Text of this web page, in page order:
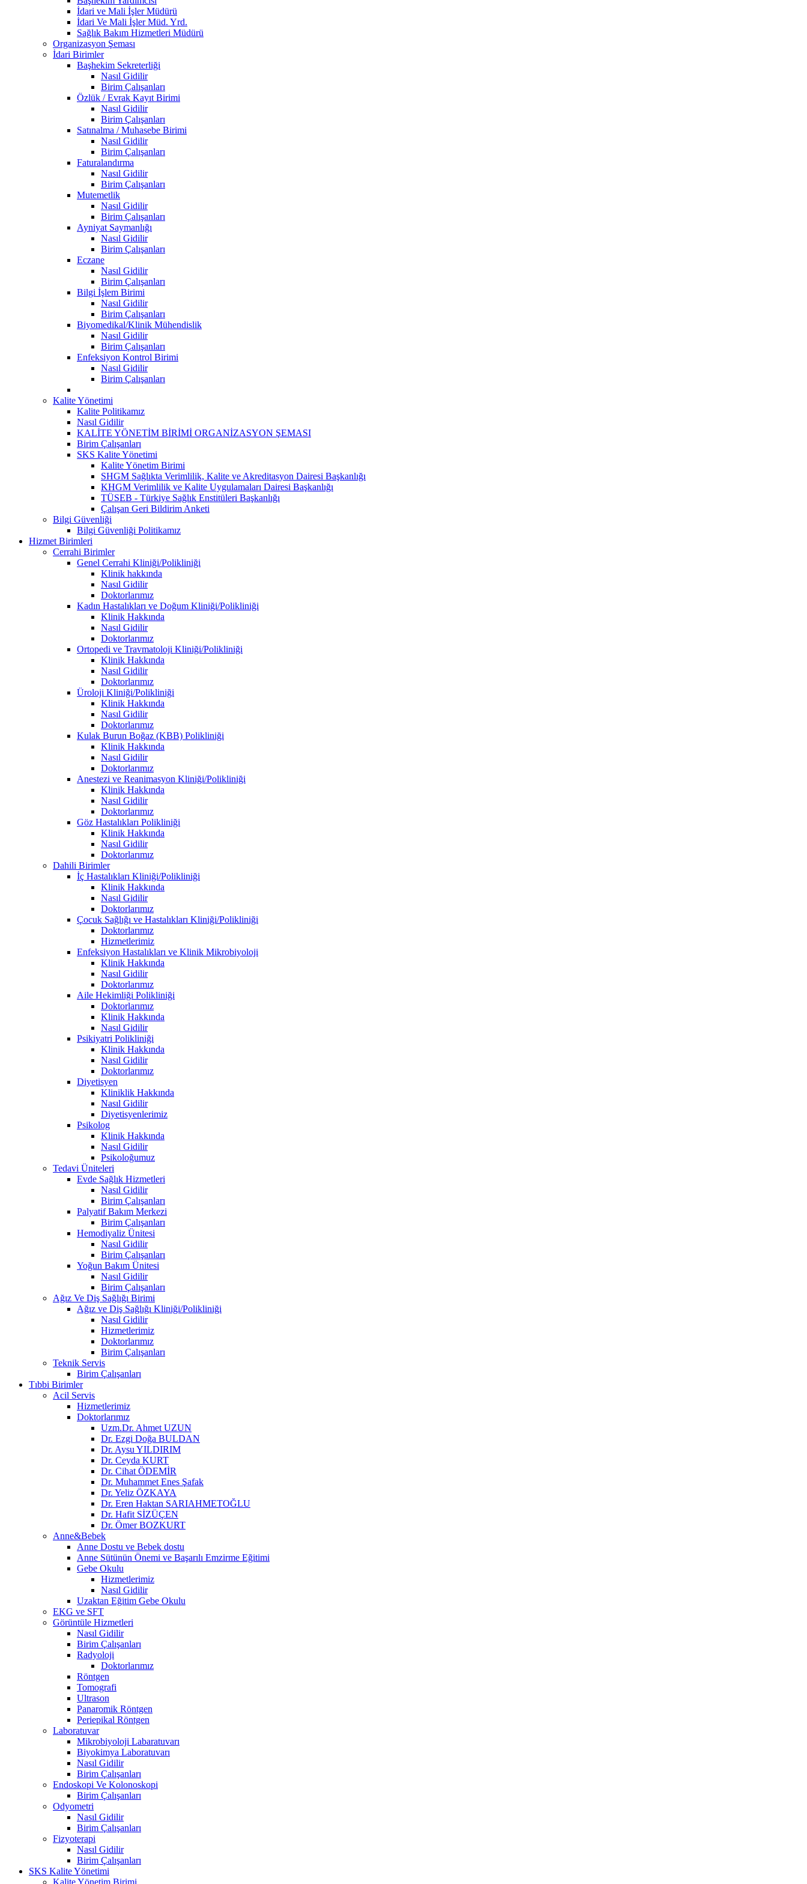
İdari ve Mali İşler Müdürü
İdari Ve Mali İşler Müd. Yrd.
Sağlık Bakım Hizmetleri Müdürü
Organizasyon Şeması
İdari Birimler
Başhekim Sekreterliği
Nasıl Gidilir
Birim Çalışanları
Özlük / Evrak Kayıt Birimi
Nasıl Gidilir
Birim Çalışanları
Satınalma / Muhasebe Birimi
Nasıl Gidilir
Birim Çalışanları
Faturalandırma
Nasıl Gidilir
Birim Çalışanları
Mutemetlik
Nasıl Gidilir
Birim Çalışanları
Ayniyat Saymanlığı
Nasıl Gidilir
Birim Çalışanları
Eczane
Nasıl Gidilir
Birim Çalışanları
Bilgi İşlem Birimi
Nasıl Gidilir
Birim Çalışanları
Biyomedikal/Klinik Mühendislik
Nasıl Gidilir
Birim Çalışanları
Enfeksiyon Kontrol Birimi
Nasıl Gidilir
Birim Çalışanları
Kalite Yönetimi
Kalite Politikamız
Nasıl Gidilir
KALİTE YÖNETİM BİRİMİ ORGANİZASYON ŞEMASI
Birim Çalışanları
SKS Kalite Yönetimi
Kalite Yönetim Birimi
SHGM Sağlıkta Verimlilik, Kalite ve Akreditasyon Dairesi Başkanlığı
KHGM Verimlilik ve Kalite Uygulamaları Dairesi Başkanlığı
TÜSEB - Türkiye Sağlık Enstitüleri Başkanlığı
Çalışan Geri Bildirim Anketi
Bilgi Güvenliği
Bilgi Güvenliği Politikamız
Hizmet Birimleri
Cerrahi Birimler
Genel Cerrahi Kliniği/Polikliniği
Klinik hakkında
Nasıl Gidilir
Doktorlarımız
Kadın Hastalıkları ve Doğum Kliniği/Polikliniği
Klinik Hakkında
Nasıl Gidilir
Doktorlarımız
Ortopedi ve Travmatoloji Kliniği/Polikliniği
Klinik Hakkında
Nasıl Gidilir
Doktorlarımız
Üroloji Kliniği/Polikliniği
Klinik Hakkında
Nasıl Gidilir
Doktorlarımız
Kulak Burun Boğaz (KBB) Polikliniği
Klinik Hakkında
Nasıl Gidilir
Doktorlarımız
Anestezi ve Reanimasyon Kliniği/Polikliniği
Klinik Hakkında
Nasıl Gidilir
Doktorlarımız
Göz Hastalıkları Polikliniği
Klinik Hakkında
Nasıl Gidilir
Doktorlarımız
Dahili Birimler
İç Hastalıkları Kliniği/Polikliniği
Klinik Hakkında
Nasıl Gidilir
Doktorlarımız
Çocuk Sağlığı ve Hastalıkları Kliniği/Polikliniği
Doktorlarımız
Hizmetlerimiz
Enfeksiyon Hastalıkları ve Klinik Mikrobiyoloji
Klinik Hakkında
Nasıl Gidilir
Doktorlarımız
Aile Hekimliği Polikliniği
Doktorlarımız
Klinik Hakkında
Nasıl Gidilir
Psikiyatri Polikliniği
Klinik Hakkında
Nasıl Gidilir
Doktorlarımız
Diyetisyen
Kliniklik Hakkında
Nasıl Gidilir
Diyetisyenlerimiz
Psikolog
Klinik Hakkında
Nasıl Gidilir
Psikoloğumuz
Tedavi Üniteleri
Evde Sağlık Hizmetleri
Nasıl Gidilir
Birim Çalışanları
Palyatif Bakım Merkezi
Birim Çalışanları
Hemodiyaliz Ünitesi
Nasıl Gidilir
Birim Çalışanları
Yoğun Bakım Ünitesi
Nasıl Gidilir
Birim Çalışanları
Ağız Ve Diş Sağlığı Birimi
Ağız ve Diş Sağlığı Kliniği/Polikliniği
Nasıl Gidilir
Hizmetlerimiz
Doktorlarımız
Birim Çalışanları
Teknik Servis
Birim Çalışanları
Tıbbi Birimler
Acil Servis
Hizmetlerimiz
Doktorlarımız
Uzm.Dr. Ahmet UZUN
Dr. Ezgi Doğa BULDAN
Dr. Aysu YILDIRIM
Dr. Ceyda KURT
Dr. Cihat ÖDEMİR
Dr. Muhammet Enes Şafak
Dr. Yeliz ÖZKAYA
Dr. Eren Haktan SARIAHMETOĞLU
Dr. Hafit SİZÜÇEN
Dr. Ömer BOZKURT
Anne&Bebek
Anne Dostu ve Bebek dostu
Anne Sütünün Önemi ve Başarılı Emzirme Eğitimi
Gebe Okulu
Hizmetlerimiz
Nasıl Gidilir
Uzaktan Eğitim Gebe Okulu
EKG ve SFT
Görüntüle Hizmetleri
Nasıl Gidilir
Birim Çalışanları
Radyoloji
Doktorlarımız
Röntgen
Tomografi
Ultrason
Panaromik Röntgen
Periepikal Röntgen
Laboratuvar
Mikrobiyoloji Labaratuvarı
Biyokimya Laboratuvarı
Nasıl Gidilir
Birim Çalışanları
Endoskopi Ve Kolonoskopi
Birim Çalışanları
Odyometri
Nasıl Gidilir
Birim Çalışanları
Fizyoterapi
Nasıl Gidilir
Birim Çalışanları
SKS Kalite Yönetimi
Kalite Yönetim Birimi